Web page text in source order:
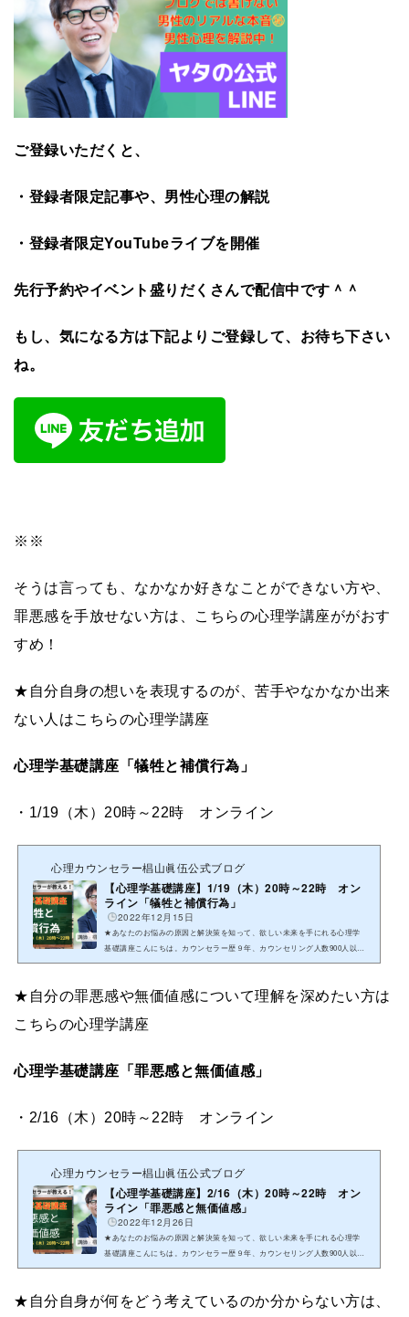
ご登録いただくと、
・登録者限定記事や、男性心理の解説
・登録者限定YouTubeライブを開催
先行予約やイベント盛りだくさんで配信中です＾＾
もし、気になる方は下記よりご登録して、お待ち下さい
ね。
※※
そうは言っても、なかなか好きなことができない方や、
罪悪感を手放せない方は、こちらの心理学講座ががおす
すめ！
★自分自身の想いを表現するのが、苦手やなかなか出来
ない人はこちらの心理学講座
心理学基礎講座「犠牲と補償行為」
・1/19（木）20時～22時 オンライン
心理カウンセラー椙山眞伍公式ブログ
【心理学基礎講座】1/19（木）20時～22時 オン
ライン「犠牲と補償行為」
2022年12月15日
★あなたのお悩みの原因と解決策を知って、欲しい未来を手にれる心理学
基礎講座こんにちは。カウンセラー歴９年、カウンセリング人数900人以上
の問題を解決に導いた心理カウンセラー/セミナー講師の椙山眞伍ヤタで...
★自分の罪悪感や無価値感について理解を深めたい方は
こちらの心理学講座
心理学基礎講座「罪悪感と無価値感」
・2/16（木）20時～22時 オンライン
心理カウンセラー椙山眞伍公式ブログ
【心理学基礎講座】2/16（木）20時～22時 オン
ライン「罪悪感と無価値感」
2022年12月26日
★あなたのお悩みの原因と解決策を知って、欲しい未来を手にれる心理学
基礎講座こんにちは。カウンセラー歴９年、カウンセリング人数900人以上
の問題を解決に導いた心理カウンセラー/セミナー講師の椙山眞伍ヤタで...
★自分自身が何をどう考えているのか分からない方は、